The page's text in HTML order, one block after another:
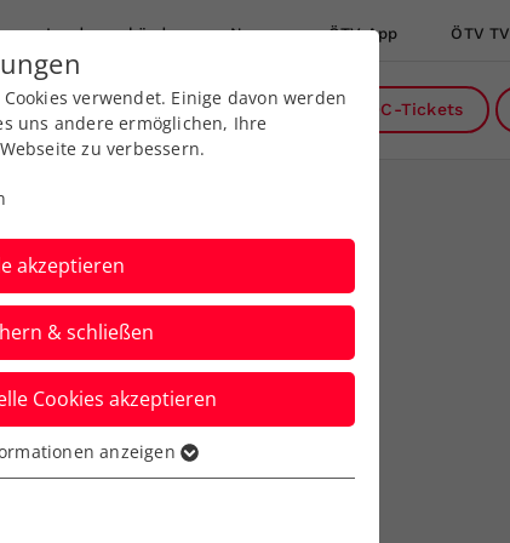
Landesverbände News ÖTV App ÖTV TV
Services Über uns DC-Tickets
Wild-
verwendet. Einige davon werden
uns andere ermöglichen, Ihre
zu verbessern.
akzeptieren
& schließen
Cookies akzeptieren
grundlegende Funktionen der
gewährleistet, dass die Webseite
anzeigen